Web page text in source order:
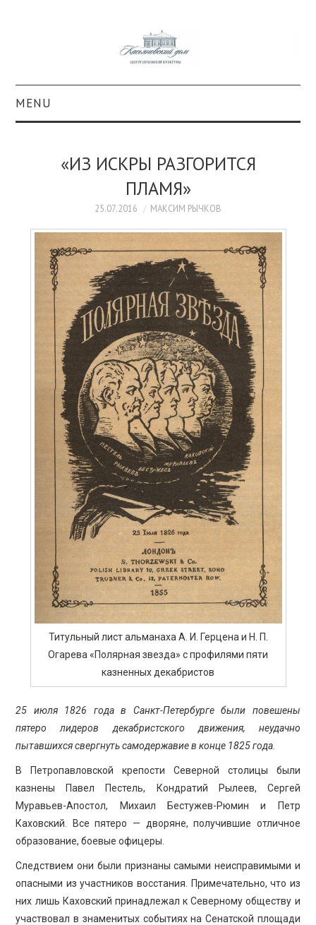
MENU
КОЛЛЕКЦИИ
КУЛЬТУРА
ОБРАЗОВАНИЕ
ПРОСВЕЩЕНИЕ
«ИЗ ИСКРЫ РАЗГОРИТСЯ
ПЛАМЯ»
25.07.2016 МАКСИМ РЫЧКОВ
Титульный лист альманаха А. И. Герцена и Н. П.
Огарева «Полярная звезда» с профилями пяти
казненных декабристов
25 июля 1826 года в Санкт-Петербурге были повешены
пятеро лидеров декабристского движения, неудачно
пытавшихся свергнуть самодержавие в конце 1825 года.
В Петропавловской крепости Северной столицы были
казнены Павел Пестель, Кондратий Рылеев, Сергей
Муравьев-Апостол, Михаил Бестужев-Рюмин и Петр
Каховский. Все пятеро — дворяне, получившие отличное
образование, боевые офицеры.
Следствием они были признаны самыми неисправимыми и
опасными из участников восстания. Примечательно, что из
них лишь Каховский принадлежал к Северному обществу и
участвовал в знаменитых событиях на Сенатской площади